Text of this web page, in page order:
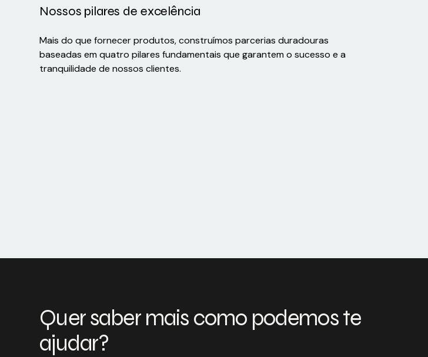
Nossos pilares de excelência
Mais do que fornecer produtos, construímos parcerias duradouras
baseadas em quatro pilares fundamentais que garantem o sucesso e a
tranquilidade de nossos clientes.
Quer saber mais como podemos te
ajudar?